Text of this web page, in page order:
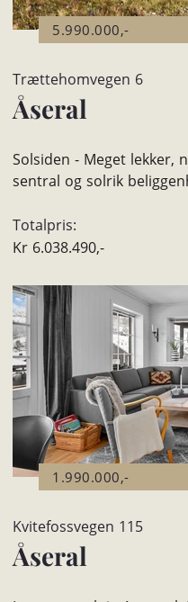
5.990.000,-
Trættehomvegen 6
Åseral
Solsiden - Meget lekker,
sentral og solrik
Totalpris:
Kr 6.038.490,-
1.990.000,-
Kvitefossvegen 115
Åseral